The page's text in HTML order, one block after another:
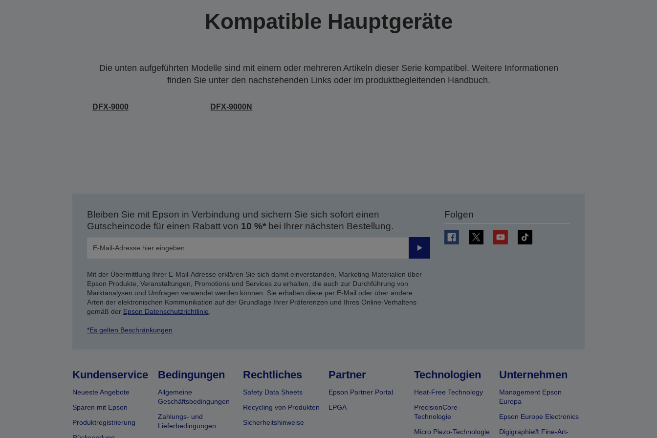
Kompatible Hauptgeräte
Die unten aufgeführten Modelle sind mit einem oder mehreren Artikeln dieser Serie kompatibel. Weitere Informationen
finden Sie unter den nachstehenden Links oder im produktbegleitenden Handbuch.
DFX-9000 DFX-9000N
Bleiben Sie mit Epson in Verbindung und sichern Sie sich sofort einen
Gutscheincode für einen Rabatt von 10 %*bei Ihrer nächsten Bestellung.
Senden
Mit der Übermittlung Ihrer E-Mail-Adresse erklären Sie sich damit einverstanden, Marketing-Materialien über
Epson Produkte, Veranstaltungen, Promotions und Services zu erhalten, die auch zur Durchführung von
Marktanalysen und Umfragen verwendet werden können. Sie erhalten diese per E-Mail oder über andere
Arten der elektronischen Kommunikation auf der Grundlage Ihrer Präferenzen und Ihres Online-Verhaltens
gemäß der Epson Datenschutzrichtlinie
*Es gelten Beschränkungen
Folgen
Kundenservice
Neueste Angebote
Sparen mit Epson
Produktregistrierung
Bedingungen
Allgemeine
Geschäftsbedingungen
Zahlungs- und
Lieferbedingungen
Rechtliches
Safety Data Sheets
Recycling von Produkten
Sicherheitshinweise
Partner
Epson Partner Portal
LPGA
Technologien
Heat-Free Technology
PrecisionCore-
Technologie
Micro Piezo-Technologie
Unternehmen
Management Epson
Europa
Epson Europe Electronics
Digigraphie® Fine-Art-